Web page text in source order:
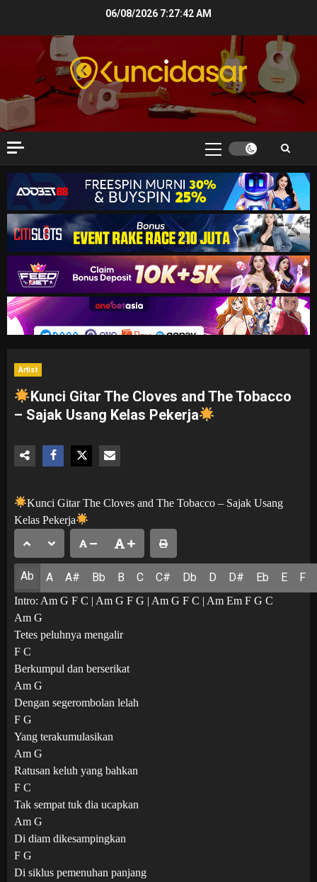
06/08/2026 7:27:43 AM
Primary
Artist
Kunci Gitar The Cloves and The Tobacco
– Sajak Usang Kelas Pekerja
Kunci Gitar The Cloves and The Tobacco – Sajak Usang
Kelas Pekerja
Ab A A# Bb B C C# Db D D# Eb E F
Intro: Am G F C | Am G F G | Am G F C | Am Em F G C
Am G
Tetes peluhnya mengalir
F C
Berkumpul dan berserikat
Am G
Dengan segerombolan lelah
F G
Yang terakumulasikan
Am G
Ratusan keluh yang bahkan
F C
Tak sempat tuk dia ucapkan
Am G
Di diam dikesampingkan
F G
Di siklus pemenuhan panjang